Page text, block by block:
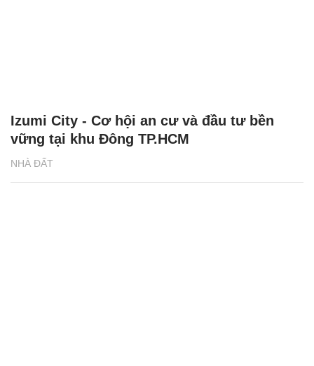
NHÀ ĐẤT
Izumi City - Cơ hội an cư và đầu tư bền
vững tại khu Đông TP.HCM